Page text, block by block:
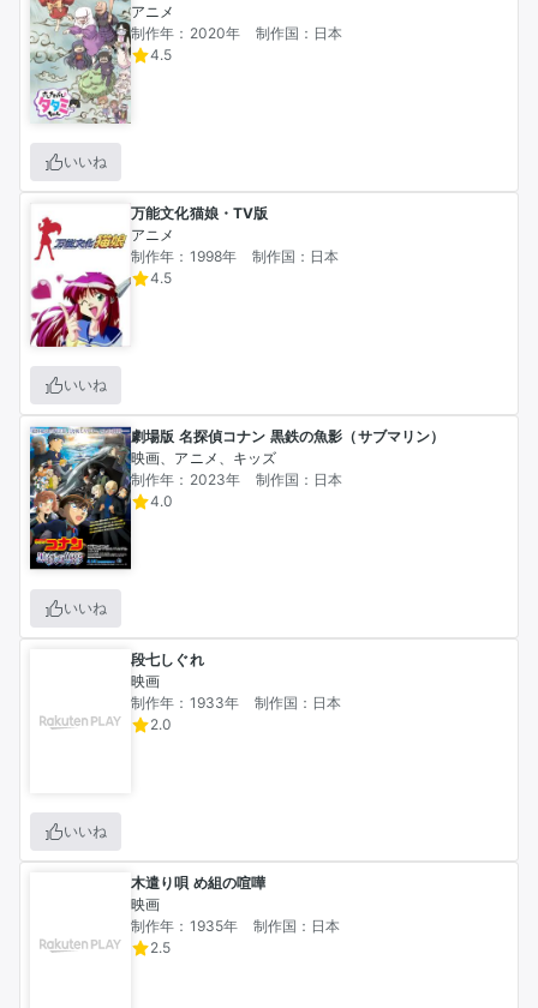
アニメ
制作年：2020年
制作国：日本
4.5
いいね
万能文化猫娘・TV版
アニメ
制作年：1998年
制作国：日本
4.5
いいね
劇場版 名探偵コナン 黒鉄の魚影（サブマリン）
映画、アニメ、キッズ
制作年：2023年
制作国：日本
4.0
いいね
段七しぐれ
映画
制作年：1933年
制作国：日本
2.0
いいね
木遣り唄 め組の喧嘩
映画
制作年：1935年
制作国：日本
2.5